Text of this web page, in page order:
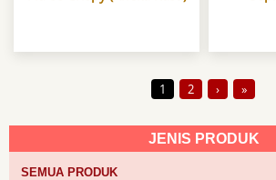
1 2 › »
JENIS PRODUK
SEMUA PRODUK